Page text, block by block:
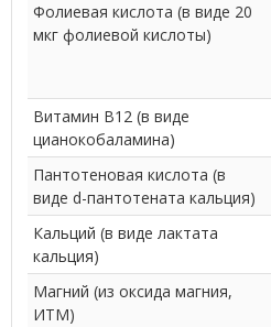
Фолиевая кислота (в виде 20
мкг фолиевой кислоты)
Витамин B12 (в виде
цианокобаламина)
Пантотеновая кислота (в
виде d-пантотената кальция)
Кальций (в виде лактата
кальция)
Магний (из оксида магния,
ИТМ)